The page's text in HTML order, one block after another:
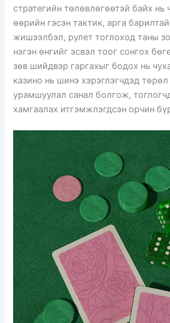
стратегийн төлөвлөгөөтэй байх нь
өөрийн гэсэн тактик, арга
жишээлбэл, рулет тоглоход таны
нэгэн өнгийг эсвэл тоог сонгох
зөв шийдвэр гаргахыг бодох нь
казино нь шинэ хэрэглэгчдэд
урамшуулал санал болгож,
хамгаалах итгэмжлэгдсэн орчин